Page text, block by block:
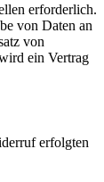
erforderlich.
von Daten an
von
ein Vertrag
erfolgten